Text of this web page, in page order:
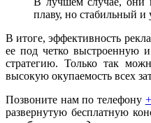
плаву, но стабильный
В итоге, эффективность
ее под четко выстроенную
стратегию. Только так
высокую окупаемость всех
Позвоните нам по телефону
развернутую бесплатную